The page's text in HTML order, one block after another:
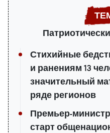
Стихийные
и ранениям 13
значительный
ряде регионов
Премьер-
старт